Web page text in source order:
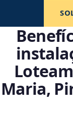
Maria,